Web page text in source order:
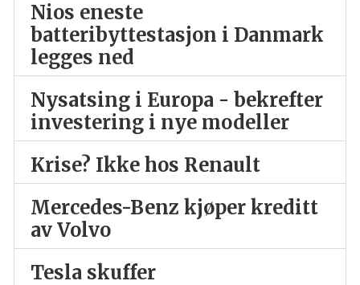
Nios eneste
batteribyttestasjon i Danmark
legges ned
Nysatsing i Europa - bekrefter
investering i nye modeller
Krise? Ikke hos Renault
Mercedes-Benz kjøper kreditt
av Volvo
Tesla skuffer